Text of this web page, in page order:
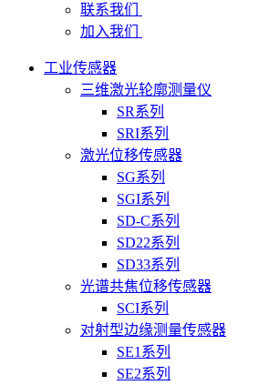
联系我们
加入我们
工业传感器
三维激光轮廓测量仪
SR系列
SRI系列
激光位移传感器
SG系列
SGI系列
SD-C系列
SD22系列
SD33系列
光谱共焦位移传感器
SCI系列
对射型边缘测量传感器
SE1系列
SE2系列